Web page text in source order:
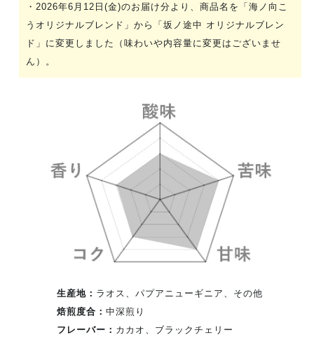
・2026年6月12日(金)のお届け分より、商品名を「海ノ向こ
うオリジナルブレンド」から「坂ノ途中 オリジナルブレン
ド」に変更しました（味わいや内容量に変更はございませ
ん）。
生産地： ラオス、パプアニューギニア、その他
焙煎度合：中深煎り
フレーバー： カカオ、ブラックチェリー